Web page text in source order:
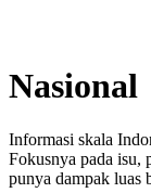
Nasional
Informasi skala
Fokusnya pada isu,
punya dampak luas